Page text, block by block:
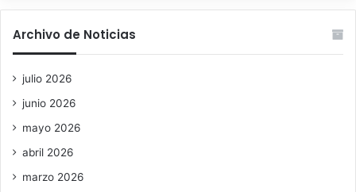
Archivo de Noticias
julio 2026
junio 2026
mayo 2026
abril 2026
marzo 2026